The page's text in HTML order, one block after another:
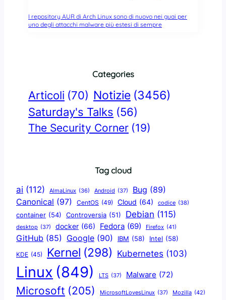
I repository AUR di Arch Linux sono di nuovo nei guai per
uno degli attacchi malware più estesi di sempre
Categories
Articoli (70) Notizie (3456)
Saturday's Talks (56)
The Security Corner (19)
Tag cloud
ai (112) AlmaLinux (36) Android (37) Bug (89)
Canonical (97) CentOS (49) Cloud (64) codice (38)
container (54) Controversia (51) Debian (115)
desktop (37) docker (66) Fedora (69) Firefox (41)
GitHub (85) Google (90) IBM (58) Intel (58)
KDE (45) Kernel (298) Kubernetes (103)
Linux (849) LTS (37) Malware (72)
Microsoft (205) MicrosoftLovesLinux (37) Mozilla (42)